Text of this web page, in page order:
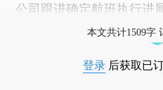
公司跟进确定航班执行进
本文共计1509字
登录 后获取已